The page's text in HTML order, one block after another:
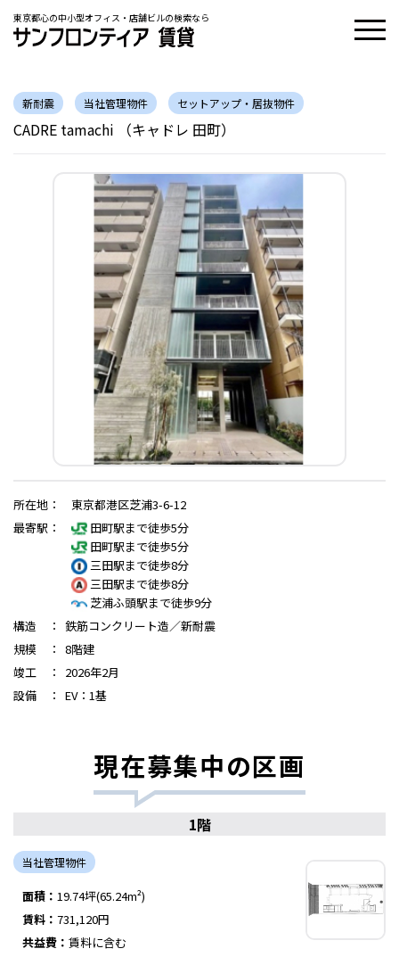
東京都心の中小型オフィス・店舗ビルの検索なら
新耐震 当社管理物件 セットアップ・居抜物件
CADRE tamachi （キャドレ 田町）
所在地 ：
東京都港区芝浦3-6-12
最寄駅 ：
田町駅まで徒歩5分
田町駅まで徒歩5分
三田駅まで徒歩8分
三田駅まで徒歩8分
芝浦ふ頭駅まで徒歩9分
構造
： 鉄筋コンクリート造／新耐震
規模
： 8階建
竣工
：
2026年2月
設備
： EV：1基
現在募集中の区画
1階
当社管理物件
面積： 19.74坪(65.24m²)
賃料： 731,120円
共益費： 賃料に含む